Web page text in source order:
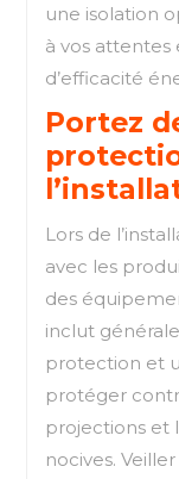
une isolation
à vos
d’efficacité
Portez
Lors de
avec les
des
inclut
protection et
protéger
projections et
nocives.